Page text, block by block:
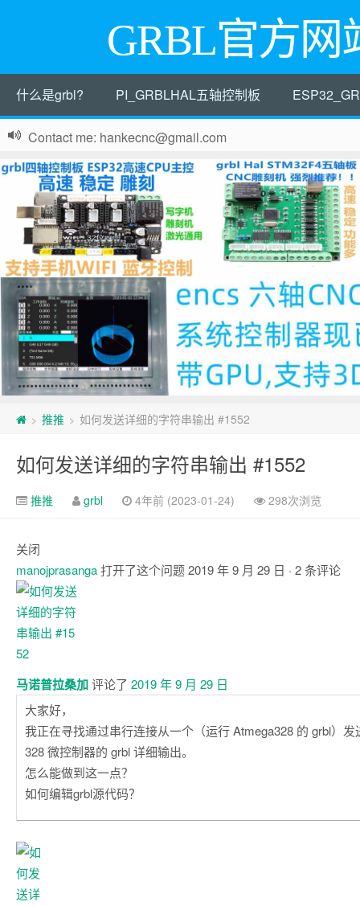
GRBL官方网
什么是grbl? PI_GRBLHAL五轴控制板
Contact me: hankecnc@gmail.com
> 推推 > 如何发送详细的字符串输出 #1552
如何发送详细的字符串输出 #1552
推推 grbl 4年前 (2023-01-24) 298次浏览
关闭
manojprasanga打开了这个问题2019 年 9 月 29 日 · 2 条评论
注
释
马诺普拉桑加评论了 2019 年 9 月 29 日
大家好，
我正在寻找通过串行连接从一个（运行 Atmega328 的 grbl）
328 微控制器的 grbl 详细输出。
怎么能做到这一点？
如何编辑grbl源代码？